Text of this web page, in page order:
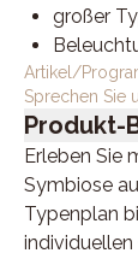
großer
Artikel/
Sprechen Sie
Produkt-
Erleben Sie
Symbiose
Typenplan